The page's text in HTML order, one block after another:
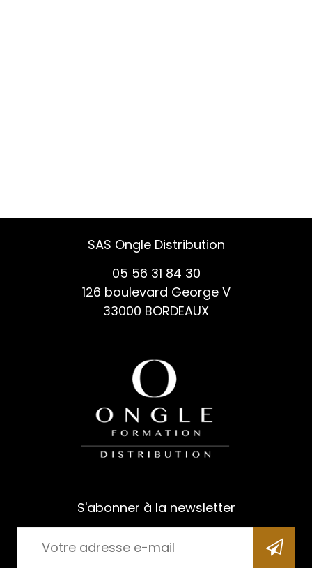
SAS Ongle Distribution
05 56 31 84 30
126 boulevard George V
33000 BORDEAUX
S'abonner à la newsletter